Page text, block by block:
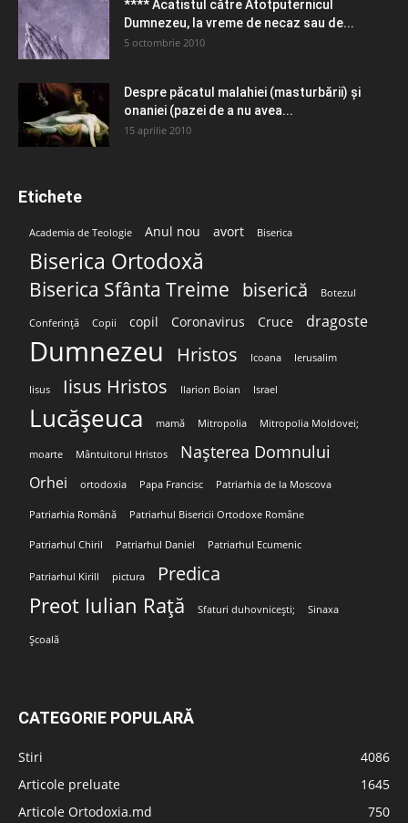
**** Acatistul către Atotputernicul
Dumnezeu, la vreme de necaz sau de...
5 octombrie 2010
Despre păcatul malahiei (masturbării) şi
onaniei (pazei de a nu avea...
15 aprilie 2010
Etichete
Academia de Teologie Anul nou avort Biserica
Biserica Ortodoxă
Biserica Sfânta Treime biserică Botezul
Conferință Copii copil Coronavirus Cruce dragoste
Dumnezeu Hristos Icoana Ierusalim
Iisus Iisus Hristos Ilarion Boian Israel
Lucășeuca mamă Mitropolia Mitropolia Moldovei;
moarte Mântuitorul Hristos Nașterea Domnului
Orhei ortodoxia Papa Francisc Patriarhia de la Moscova
Patriarhia Română Patriarhul Bisericii Ortodoxe Române
Patriarhul Chiril Patriarhul Daniel Patriarhul Ecumenic
Patriarhul Kirill pictura Predica
Preot Iulian Rață Sfaturi duhovnicești; Sinaxa
Școală
CATEGORIE POPULARĂ
Stiri
4086
Articole preluate
1645
Articole Ortodoxia.md
750